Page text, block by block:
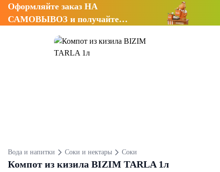
Оформляйте заказ НА
САМОВЫВОЗ и получайте
Вода и напитки Соки и нектары Соки
Компот из кизила BIZIM TARLA 1л